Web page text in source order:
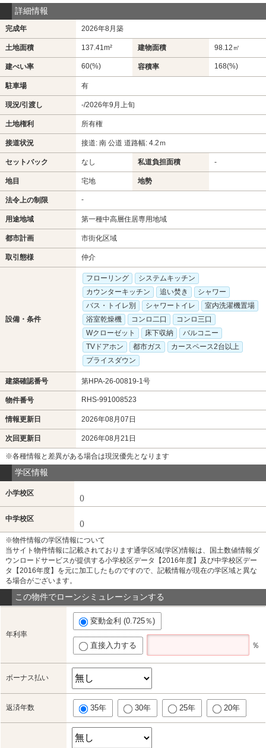
詳細情報
完成年 2026年8月築
土地面積 137.41m² 建物面積 98.12㎡
建ぺい率 60(%) 容積率 168(%)
駐車場 有
現況/引渡し -/2026年9月上旬
土地権利 所有権
接道状況 接道: 南 公道 道路幅: 4.2ｍ
セットバック なし 私道負担面積 -
地目 宅地 地勢
法令上の制限 -
用途地域 第一種中高層住居専用地域
都市計画 市街化区域
取引態様 仲介
設備・条件
フローリング
システムキッチン
カウンターキッチン
追い焚き
シャワー
バス・トイレ別
シャワートイレ
室内洗濯機置場
浴室乾燥機
コンロ二口
コンロ三口
Wクローゼット
床下収納
バルコニー
TVドアホン
都市ガス
カースペース2台以上
プライスダウン
建築確認番号 第HPA-26-00819-1号
物件番号 RHS-991008523
情報更新日 2026年08月07日
次回更新日 2026年08月21日
※各種情報と差異がある場合は現況優先となります
学区情報
小学校区
()
中学校区
()
※物件情報の学区情報について
当サイト物件情報に記載されております通学区域(学区)情報は、国土数値情報ダ
ウンロードサービスが提供する小学校区データ【2016年度】及び中学校区デー
タ【2016年度】を元に加工したものですので、記載情報が現在の学区域と異な
る場合がございます。
この物件でローンシミュレーションする
年利率
変動金利 (0.725％)
直接入力する ％
ボーナス払い
返済年数 35年 30年 25年 20年